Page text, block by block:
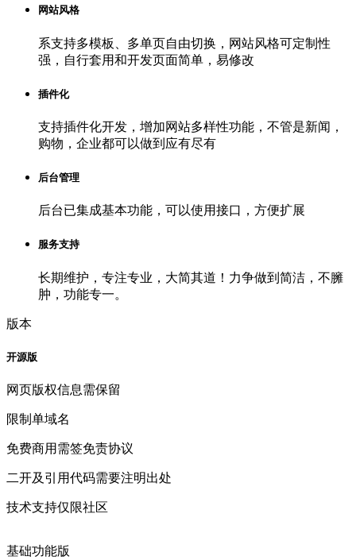
网站风格
系支持多模板、多单页自由切换，网站风格可定制性
强，自行套用和开发页面简单，易修改
插件化
支持插件化开发，增加网站多样性功能，不管是新闻，
购物，企业都可以做到应有尽有
后台管理
后台已集成基本功能，可以使用接口，方便扩展
服务支持
长期维护，专注专业，大简其道！力争做到简洁，不臃
肿，功能专一。
版本
开源版
网页版权信息需保留
限制单域名
免费商用需签免责协议
二开及引用代码需要注明出处
技术支持仅限社区
基础功能版